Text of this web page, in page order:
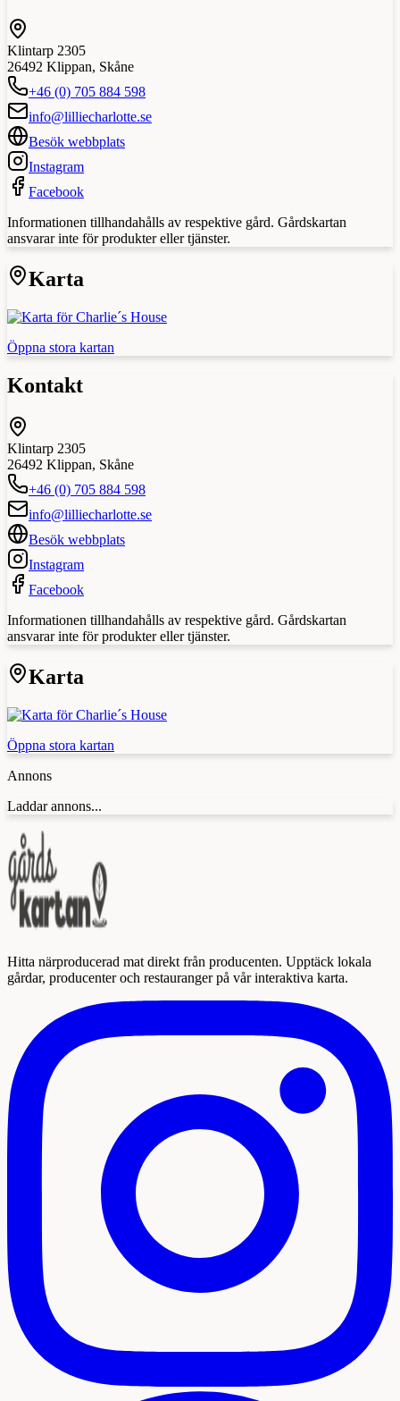
Klintarp 2305
26492 Klippan, Skåne
+46 (0) 705 884 598
info@lilliecharlotte.se
Besök webbplats
Instagram
Facebook
Informationen tillhandahålls av respektive gård. Gårdskartan
ansvarar inte för produkter eller tjänster.
Karta
Öppna stora kartan
Kontakt
Klintarp 2305
26492 Klippan, Skåne
+46 (0) 705 884 598
info@lilliecharlotte.se
Besök webbplats
Instagram
Facebook
Informationen tillhandahålls av respektive gård. Gårdskartan
ansvarar inte för produkter eller tjänster.
Karta
Öppna stora kartan
Annons
Laddar annons...
Hitta närproducerad mat direkt från producenten. Upptäck lokala
gårdar, producenter och restauranger på vår interaktiva karta.